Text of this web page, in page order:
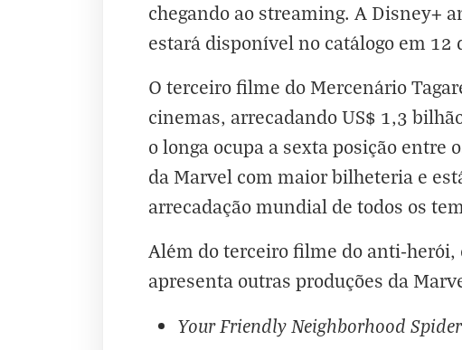
chegando ao streaming. A Disney+
estará disponível no catálogo em 12
O terceiro filme do Mercenário
cinemas, arrecadando US$ 1,3
o longa ocupa a sexta posição
da Marvel com maior bilheteria e
arrecadação mundial de todos os
Além do terceiro filme do anti-herói,
apresenta outras produções da
Your Friendly Neighborhood